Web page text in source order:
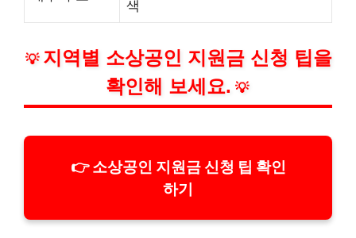
색
💡 지역별 소상공인 지원금 신청 팁을
확인해 보세요. 💡
👉 소상공인 지원금 신청 팁 확인
하기